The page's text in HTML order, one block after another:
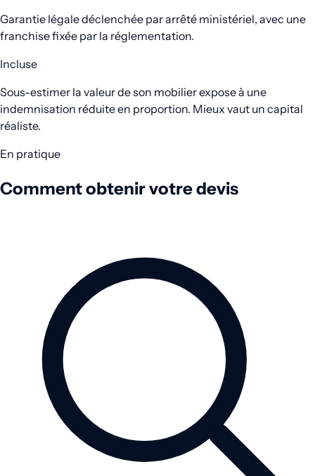
Garantie légale déclenchée par arrêté ministériel, avec une
franchise fixée par la réglementation.
Incluse
Sous-estimer la valeur de son mobilier expose à une
indemnisation réduite en proportion. Mieux vaut un capital
réaliste.
En pratique
Comment obtenir votre devis